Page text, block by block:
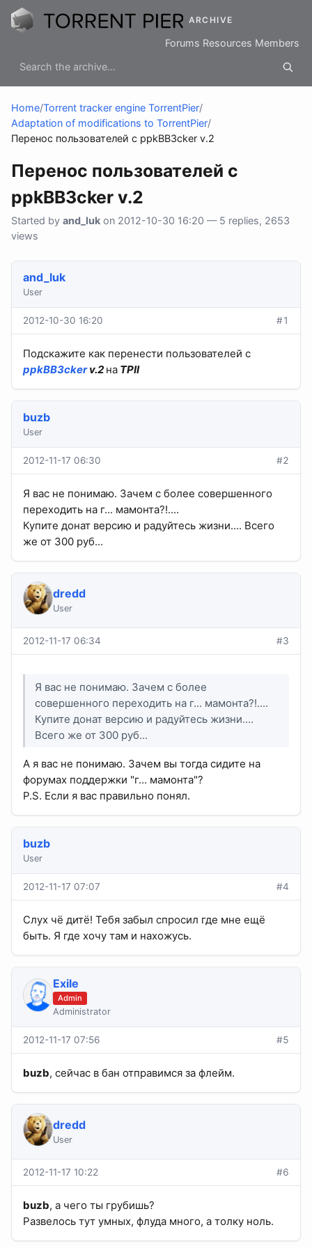
ARCHIVE
Forums Resources Members
Home/Torrent tracker engine TorrentPier/
Adaptation of modifications to TorrentPier/
Перенос пользователей с ppkBB3cker v.2
Перенос пользователей с
ppkBB3cker v.2
Started by and_luk on 2012-10-30 16:20 — 5 replies, 2653
views
and_luk
User
2012-10-30 16:20 #1
Подскажите как перенести пользователей с
ppkBB3ckerv.2 на TPII
buzb
User
2012-11-17 06:30 #2
Я вас не понимаю. Зачем с более совершенного
переходить на г... мамонта?!....
Купите донат версию и радуйтесь жизни.... Всего
же от 300 руб...
dredd
User
2012-11-17 06:34 #3
Я вас не понимаю. Зачем с более
совершенного переходить на г... мамонта?!....
Купите донат версию и радуйтесь жизни....
Всего же от 300 руб...
А я вас не понимаю. Зачем вы тогда сидите на
форумах поддержки "г... мамонта"?
P.S. Если я вас правильно понял.
buzb
User
2012-11-17 07:07 #4
Слух чё дитё! Тебя забыл спросил где мне ещё
быть. Я где хочу там и нахожусь.
Exile
Admin
Administrator
2012-11-17 07:56 #5
buzb, сейчас в бан отправимся за флейм.
dredd
User
2012-11-17 10:22 #6
buzb, а чего ты грубишь?
Развелось тут умных, флуда много, а толку ноль.